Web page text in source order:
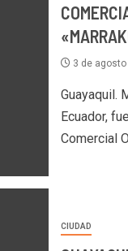
3 de
Guayaquil.
Ecuador,
Comercial
CIUDAD